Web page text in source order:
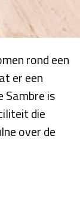
rond een
er een
Sambre is
die
over de